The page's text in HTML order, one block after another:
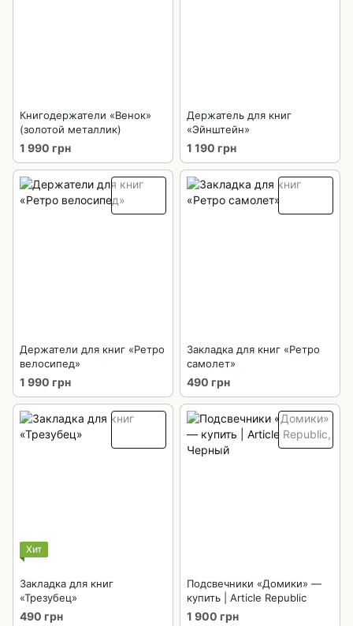
Книгодержатели «Венок»
(золотой металлик)
1 990 грн
Держатель для книг
«Эйнштейн»
1 190 грн
Держатели для книг «Ретро
велосипед»
1 990 грн
Закладка для книг «Ретро
самолет»
490 грн
Хит
Закладка для книг
«Трезубец»
490 грн
Подсвечники «Домики» —
купить | Article Republic
1 900 грн